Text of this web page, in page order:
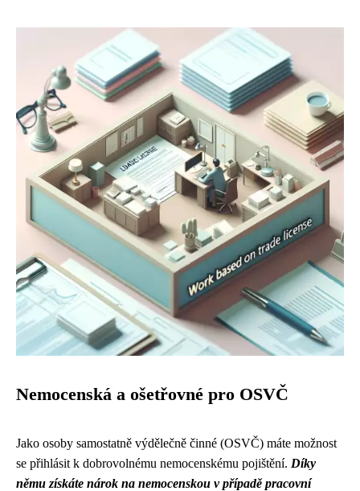
Nemocenská a ošetřovné pro OSVČ
Jako osoby samostatně výdělečně činné (OSVČ) máte možnost
se přihlásit k dobrovolnému nemocenskému pojištění. Díky
němu získáte nárok na nemocenskou v případě pracovní